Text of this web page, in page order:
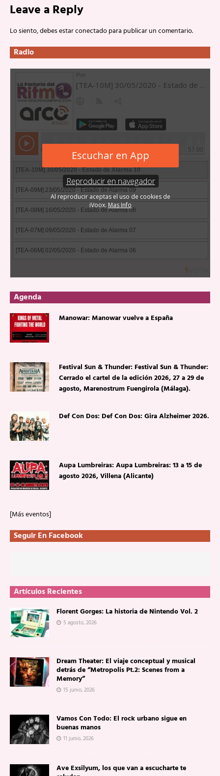
Leave a Reply
Lo siento, debes estarconectadopara publicar un comentario.
Radio
Agenda
Manowar: Manowar vuelve a España
Festival Sun & Thunder: Festival Sun & Thunder:
Cerrado el cartel de la edición 2026, 27 a 29 de
agosto, Marenostrum Fuengirola (Málaga).
Def Con Dos: Def Con Dos: Gira Alzheimer 2026.
Aupa Lumbreiras: Aupa Lumbreiras: 13 a 15 de
agosto 2026, Villena (Alicante)
[Más eventos]
Seguir En Facebook
Artículos Recientes
Florent Gorges: La historia de Nintendo Vol. 2
5 agosto, 2026
Dream Theater: El viaje conceptual y musical
detrás de “Metropolis Pt.2: Scenes from a
Memory”
15 junio, 2026
Vamos Con Todo: El rock urbano sigue en
buenas manos
11 junio, 2026
Ave Exsilyum, los que van a escucharte te